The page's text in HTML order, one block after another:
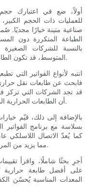
أولاً، ضع في اعتبارك حجم
للعمليات ذات الحجم
صناعية متينة خيارًا
الطباعة المتكررة دون
بالنسبة للشركات
المتوسط، قد تكون الطابعة الحرارية المحمولة أو المكتبية مناسبة.
انتبه لأنواع الفواتير التي
فابحث عن طابعات نقل
قد تجد الشركات التي تركز
أن الطابعات الحرارية المباشرة تلبي احتياجاتها مع خفض التكاليف.
بالإضافة إلى ذلك، قيّم
بسلاسة مع برنامج
كما يُعدّ الاتصال اللاسلكي
مما يزيد من المرونة والقدرة على التكيف في مكان عملك.
أجرِ بحثًا شاملًا، واقرأ
على أفضل طابعة حرارية
المعدات المناسبة يُحسّن